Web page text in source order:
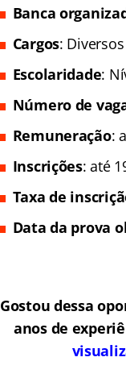
Banca
Cargos: Diversos
Escolaridade:
Número de
Remuneração:
Inscrições: até
Taxa de
Data da prova
Gostou dessa
anos de